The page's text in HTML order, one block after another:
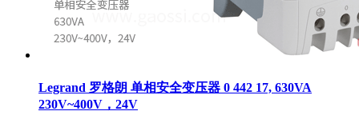
Legrand 罗格朗 单相安全变压器 0 442 17, 630VA
230V~400V，24V